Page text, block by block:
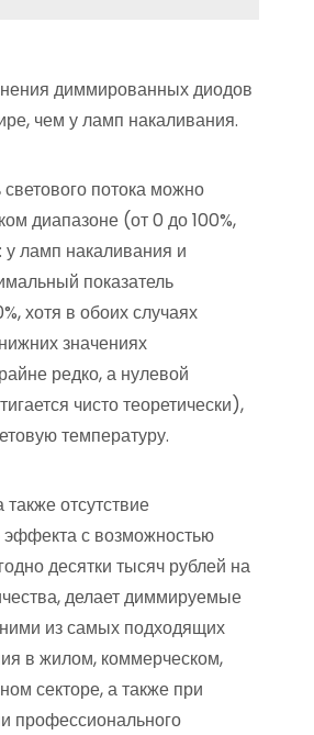
диммированных диодов
чем у ламп накаливания.
потока можно
диапазоне (от 0 до 100%,
ламп накаливания и
показатель
хотя в обоих случаях
значениях
редко, а нулевой
чисто теоретически),
температуру.
отсутствие
эффекта с возможностью
десятки тысяч рублей на
делает диммируемые
из самых подходящих
в жилом, коммерческом,
секторе, а также при
профессионального